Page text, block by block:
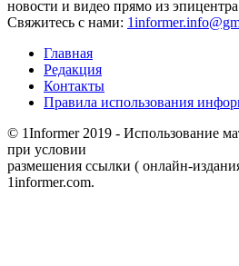
новости и видео прямо из
Свяжитесь с нами:
Главная
Редакция
Контакты
Правила использования
© 1Informer 2019 - Использование
при условии
размешения ссылки ( онлайн-
1informer.com.